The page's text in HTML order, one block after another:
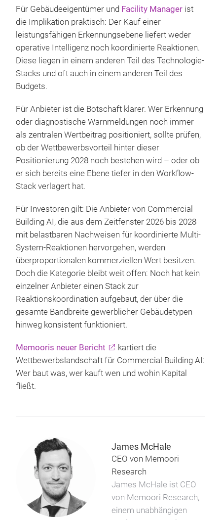
Für Gebäudeeigentümer und Facility Manager ist
die Implikation praktisch: Der Kauf einer
leistungsfähigen Erkennungsebene liefert weder
operative Intelligenz noch koordinierte Reaktionen.
Diese liegen in einem anderen Teil des Technologie-
Stacks und oft auch in einem anderen Teil des
Budgets.
Für Anbieter ist die Botschaft klarer. Wer Erkennung
oder diagnostische Warnmeldungen noch immer
als zentralen Wertbeitrag positioniert, sollte prüfen,
ob der Wettbewerbsvorteil hinter dieser
Positionierung 2028 noch bestehen wird – oder ob
er sich bereits eine Ebene tiefer in den Workflow-
Stack verlagert hat.
Für Investoren gilt: Die Anbieter von Commercial
Building AI, die aus dem Zeitfenster 2026 bis 2028
mit belastbaren Nachweisen für koordinierte Multi-
System-Reaktionen hervorgehen, werden
überproportionalen kommerziellen Wert besitzen.
Doch die Kategorie bleibt weit offen: Noch hat kein
einzelner Anbieter einen Stack zur
Reaktionskoordination aufgebaut, der über die
gesamte Bandbreite gewerblicher Gebäudetypen
hinweg konsistent funktioniert.
Memooris neuer Bericht
kartiert die
Wettbewerbslandschaft für Commercial Building AI:
Wer baut was, wer kauft wen und wohin Kapital
fließt.
James McHale
CEO von Memoori
Research
James McHale ist CEO
von Memoori Research,
einem unabhängigen